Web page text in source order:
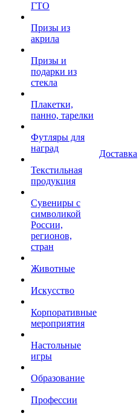
ГТО
Призы из
акрила
Призы и
подарки из
стекла
Плакетки,
панно, тарелки
Футляры для
наград
Текстильная
продукция
Сувениры с
символикой
России,
регионов,
стран
Животные
Искусство
Корпоративные
мероприятия
Настольные
игры
Образование
Профессии
Доставка